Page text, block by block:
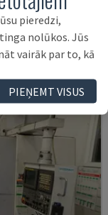
145.000 €
pieredzi,
nolūkos. Jūs
vairāk par to, kā
PIEŅEMT VISUS